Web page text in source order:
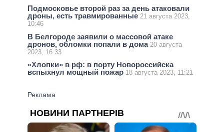
Подмосковье второй раз за день атаковали
дроны, есть травмированные 21 августа 2023,
10:46
В Белгороде заявили о массовой атаке
дронов, обломки попали в дома 20 августа
2023, 16:33
«Хлопки» в рф: в порту Новороссийска
вспыхнул мощный пожар 18 августа 2023, 11:21